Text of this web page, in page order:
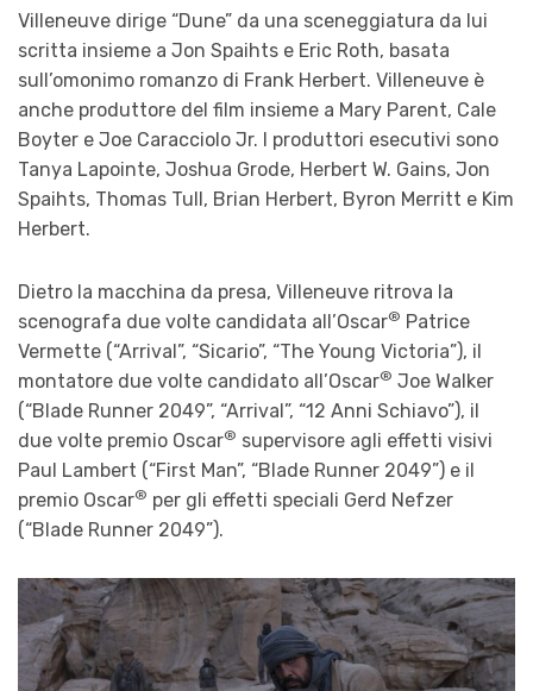
Villeneuve dirige “Dune” da una sceneggiatura da lui
scritta insieme a Jon Spaihts e Eric Roth, basata
sull’omonimo romanzo di Frank Herbert. Villeneuve è
anche produttore del film insieme a Mary Parent, Cale
Boyter e Joe Caracciolo Jr. I produttori esecutivi sono
Tanya Lapointe, Joshua Grode, Herbert W. Gains, Jon
Spaihts, Thomas Tull, Brian Herbert, Byron Merritt e Kim
Herbert.
Dietro la macchina da presa, Villeneuve ritrova la
scenografa due volte candidata all’Oscar® Patrice
Vermette (“Arrival”, “Sicario”, “The Young Victoria”), il
montatore due volte candidato all’Oscar® Joe Walker
(“Blade Runner 2049”, “Arrival”, “12 Anni Schiavo”), il
due volte premio Oscar® supervisore agli effetti visivi
Paul Lambert (“First Man”, “Blade Runner 2049”) e il
premio Oscar® per gli effetti speciali Gerd Nefzer
(“Blade Runner 2049”).